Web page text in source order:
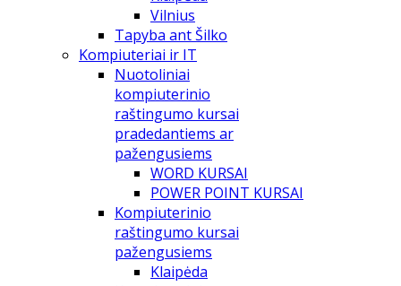
Vilnius
Tapyba ant Šilko
Kompiuteriai ir IT
Nuotoliniai
kompiuterinio
raštingumo kursai
pradedantiems ar
pažengusiems
WORD KURSAI
POWER POINT KURSAI
Kompiuterinio
raštingumo kursai
pažengusiems
Klaipėda